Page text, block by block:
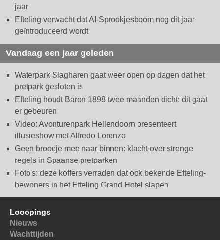
jaar
Efteling verwacht dat AI-Sprookjesboom nog dit jaar
geïntroduceerd wordt
Vandaag een jaar geleden
Waterpark Slagharen gaat weer open op dagen dat het
pretpark gesloten is
Efteling houdt Baron 1898 twee maanden dicht: dit gaat
er gebeuren
Video: Avonturenpark Hellendoorn presenteert
illusieshow met Alfredo Lorenzo
Geen broodje mee naar binnen: klacht over strenge
regels in Spaanse pretparken
Foto's: deze koffers verraden dat ook bekende Efteling-
bewoners in het Efteling Grand Hotel slapen
Looopings
Nieuws
Wachttijden